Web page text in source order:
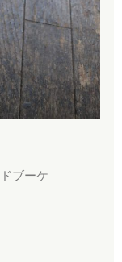
ブーケ